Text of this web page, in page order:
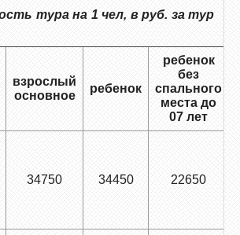
тура на 1 чел, в руб. за тур
взрослый
основное
ребенок
ребенок
без
спального
места до
07 лет
34750 34450 22650